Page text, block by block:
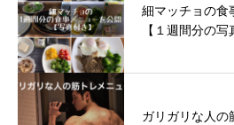
細マッチョの食
【１週間分の写
ガリガリな人の